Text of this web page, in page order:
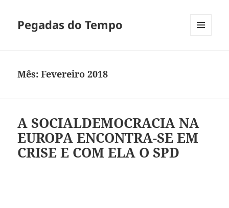
Pegadas do Tempo
Mês:Fevereiro 2018
A SOCIALDEMOCRACIA NA
EUROPA ENCONTRA-SE EM
CRISE E COM ELA O SPD